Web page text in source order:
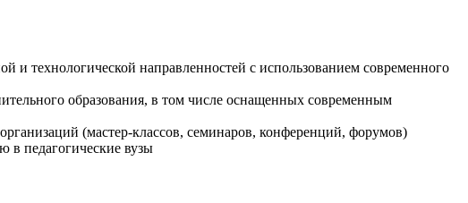
и технологической направленностей с использованием современного
образования, в том числе оснащенных современным
(мастер-классов, семинаров, конференций, форумов)
в педагогические вузы